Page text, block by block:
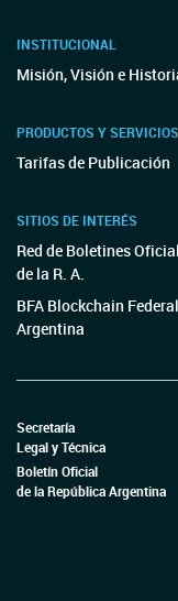
INSTITUCIONAL
Misión, Visión e
PRODUCTOS Y SERVICIOS
Tarifas de Publicación
SITIOS DE INTERÉS
Red de Boletines
de la R. A.
BFA Blockchain Federal
Argentina
Secretaría
Legal y Técnica
Boletín Oficial
de la República Argentina